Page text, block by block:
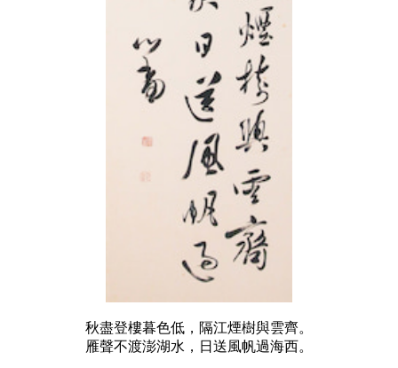
秋盡登樓暮色低，隔江煙樹與雲齊。
雁聲不渡澎湖水，日送風帆過海西。